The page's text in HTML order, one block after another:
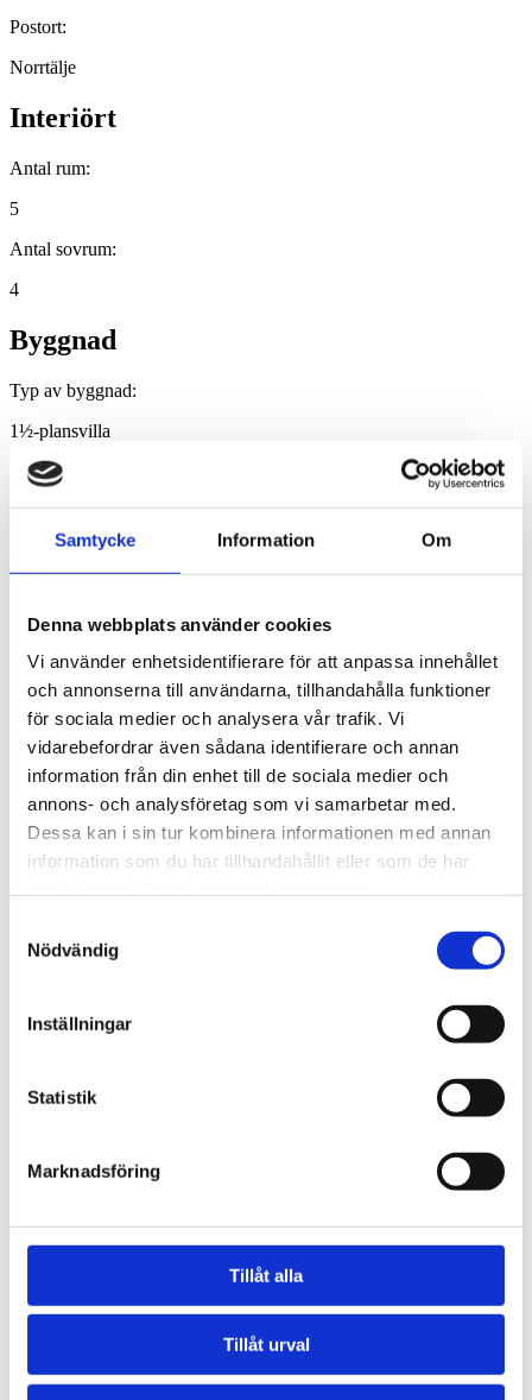
Samtycke Information Om
Denna webbplats använder cookies
Vi använder enhetsidentifierare för att anpassa innehållet
och annonserna till användarna, tillhandahålla funktioner
för sociala medier och analysera vår trafik. Vi
vidarebefordrar även sådana identifierare och annan
information från din enhet till de sociala medier och
annons- och analysföretag som vi samarbetar med.
Dessa kan i sin tur kombinera informationen med annan
information som du har tillhandahållit eller som de har
Nödvändig
Inställningar
Statistik
Marknadsföring
Tillåt alla
Tillåt urval
Postort:
Norrtälje
Interiört
Antal rum:
5
Antal sovrum:
4
Byggnad
Typ av byggnad:
1½-plansvilla
Byggnadsår:
1924
Kommentar till byggnadsår:
Fasad:
Trä
Stomme:
Trä
3-glas
Tak:
Grundläggning:
Övriga byggnader:
Förrådsbod finns samt separat gästrum som utgör ca. 12 kvm.
samt carport.